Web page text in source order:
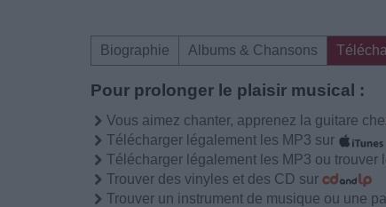
Biographie Albums & Chansons
Pour prolonger le plaisir musical :
Vous aimez chanter, apprenez la guitare
Télécharger légalement les MP3 sur
Télécharger légalement les MP3 ou trouver
Trouver des vinyles et des CD sur
Trouver un instrument de musique ou une